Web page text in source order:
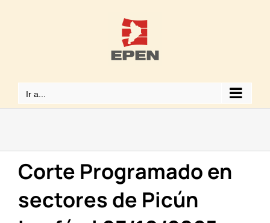
Ir a...
Corte Programado en
sectores de Picún